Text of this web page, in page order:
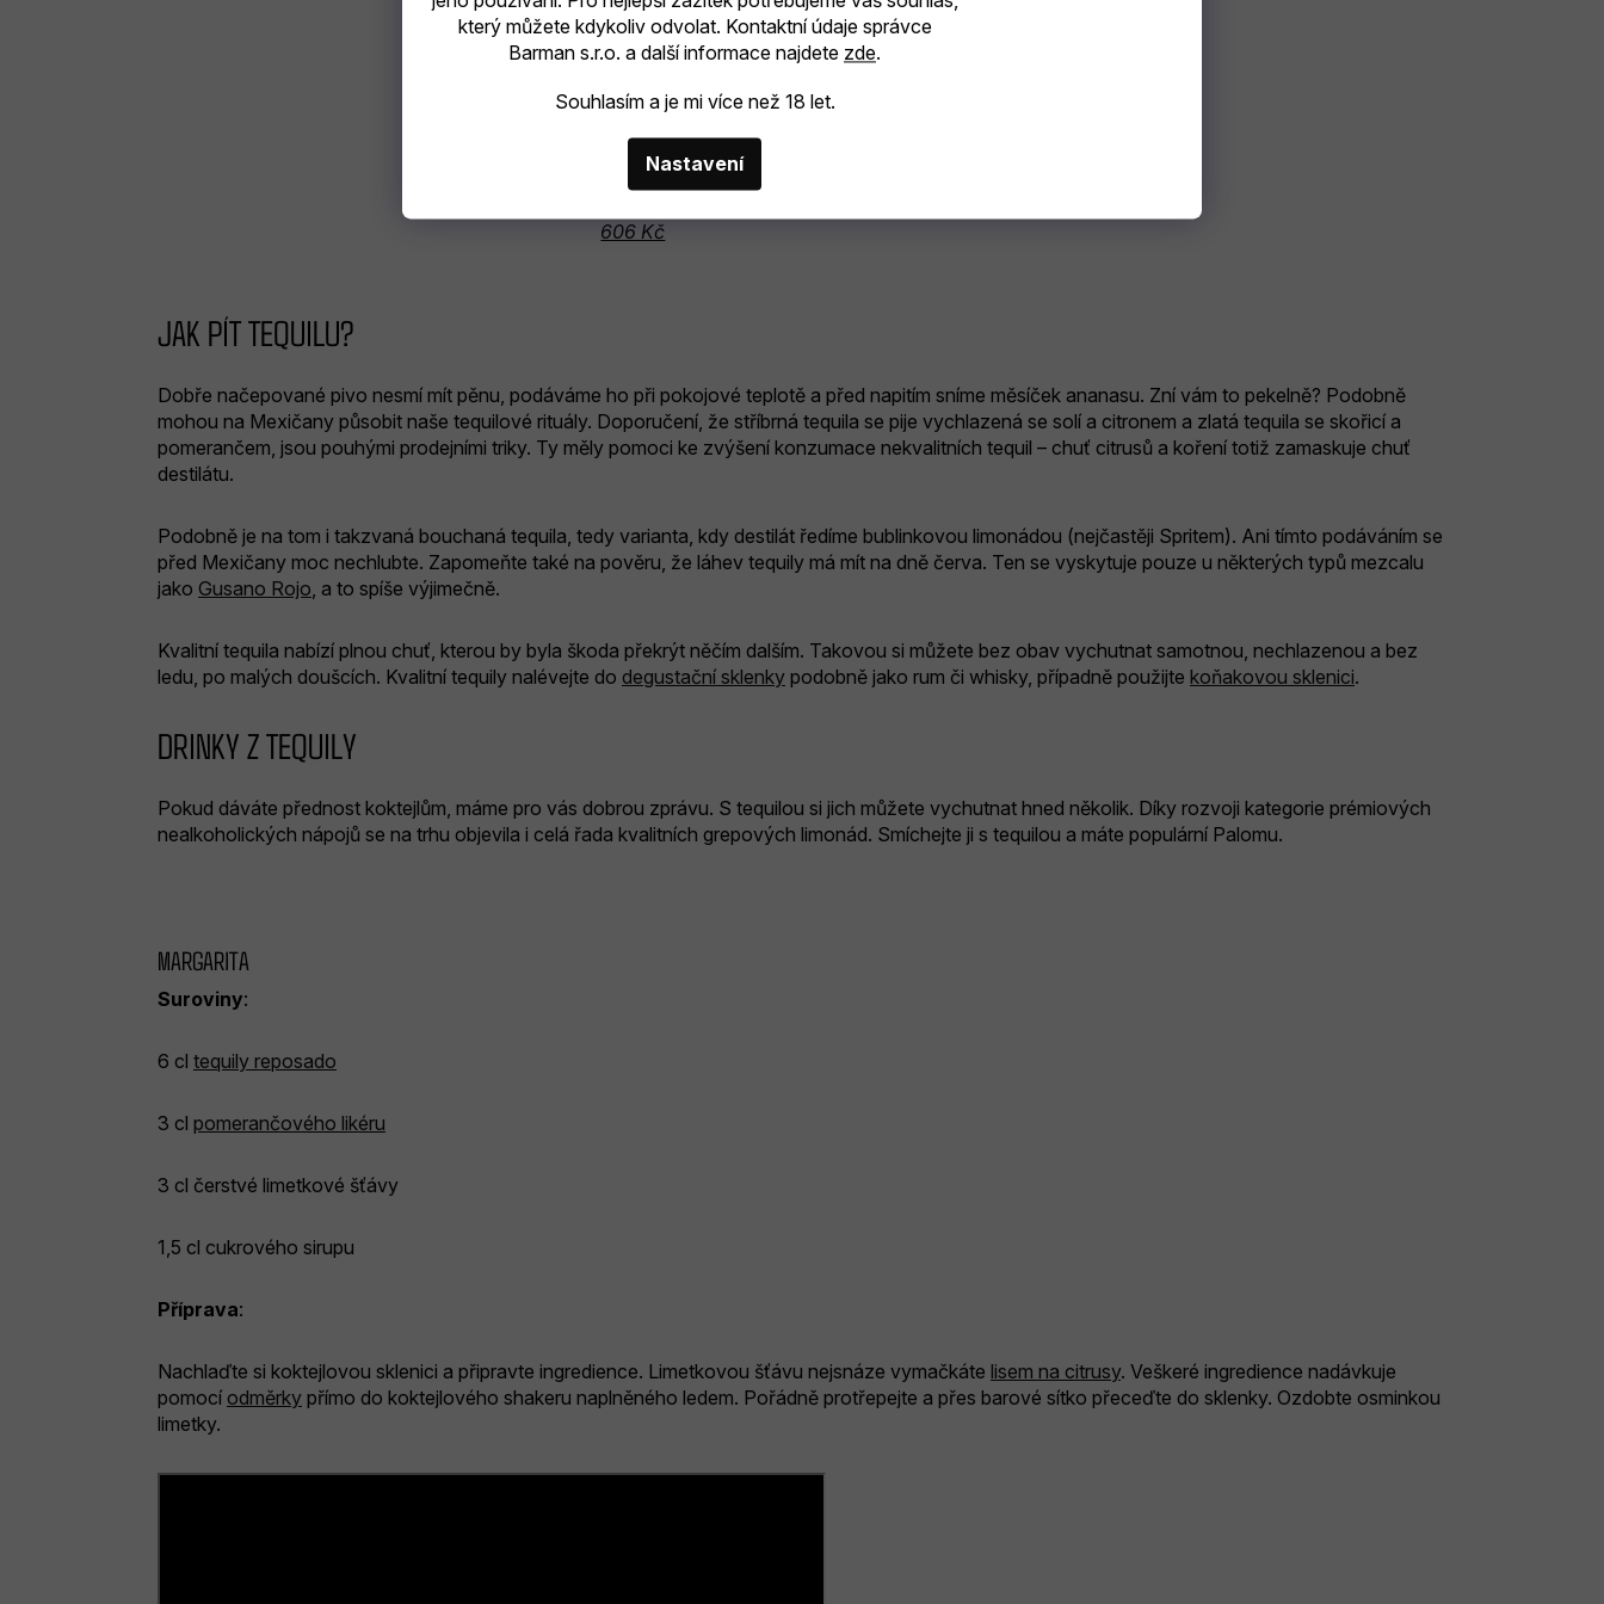
který můžete kdykoliv odvolat. Kontaktní údaje správce
Barman s.r.o. a další informace najdete zde.
Souhlasím a je mi více než 18 let.
Nastavení
CABRITO REPOSADO 100%
606 Kč
JAK PÍT TEQUILU?
Dobře načepované pivo nesmí mít pěnu, podáváme ho při pokojové teplotě a před napitím sníme měsíček ananasu. Zní vám to pekelně? Podobně
mohou na Mexičany působit naše tequilové rituály. Doporučení, že stříbrná tequila se pije vychlazená se solí a citronem a zlatá tequila se skořicí a
pomerančem, jsou pouhými prodejními triky. Ty měly pomoci ke zvýšení konzumace nekvalitních tequil – chuť citrusů a koření totiž zamaskuje chuť
destilátu.
Podobně je na tom i takzvaná bouchaná tequila, tedy varianta, kdy destilát ředíme bublinkovou limonádou (nejčastěji Spritem). Ani tímto podáváním se
před Mexičany moc nechlubte. Zapomeňte také na pověru, že láhev tequily má mít na dně červa. Ten se vyskytuje pouze u některých typů mezcalu
jako Gusano Rojo , a to spíše výjimečně.
Kvalitní tequila nabízí plnou chuť, kterou by byla škoda překrýt něčím dalším. Takovou si můžete bez obav vychutnat samotnou, nechlazenou a bez
ledu, po malých doušcích. Kvalitní tequily nalévejte do degustační sklenky podobně jako rum či whisky, případně použijte koňakovou sklenici.
DRINKY Z TEQUILY
Pokud dáváte přednost koktejlům, máme pro vás dobrou zprávu. S tequilou si jich můžete vychutnat hned několik. Díky rozvoji kategorie prémiových
nealkoholických nápojů se na trhu objevila i celá řada kvalitních grepových limonád. Smíchejte ji s tequilou a máte populární Palomu.
MARGARITA
Suroviny:
6 cl tequily reposado
3 cl pomerančového likéru
3 cl čerstvé limetkové šťávy
1,5 cl cukrového sirupu
Příprava:
Nachlaďte si koktejlovou sklenici a připravte ingredience. Limetkovou šťávu nejsnáze vymačkáte lisem na citrusy. Veškeré ingredience nadávkuje
pomocí odměrky přímo do koktejlového shakeru naplněného ledem. Pořádně protřepejte a přes barové sítko přeceďte do sklenky. Ozdobte osminkou
limetky.